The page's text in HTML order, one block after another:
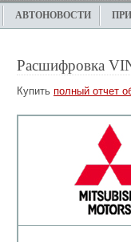
АВТОНОВОСТИ
Расшифровка
Купить полный отчет